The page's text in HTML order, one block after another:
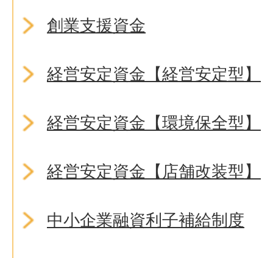
創業支援資金
経営安定資金【経営安定型】
経営安定資金【環境保全型】
経営安定資金【店舗改装型】
中小企業融資利子補給制度